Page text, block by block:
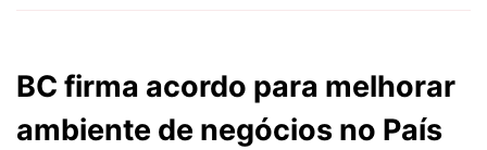
BC firma acordo para melhorar
ambiente de negócios no País